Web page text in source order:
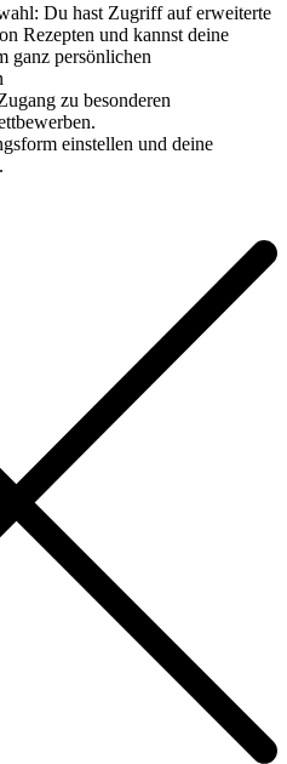
Du hast Zugriff auf erweiterte
Rezepten und kannst deine
ganz persönlichen
zu besonderen
einstellen und deine